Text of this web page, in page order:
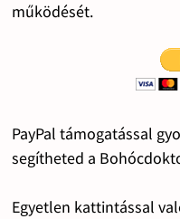
működését.
PayPal támogatással
segítheted a
Egyetlen kattintással